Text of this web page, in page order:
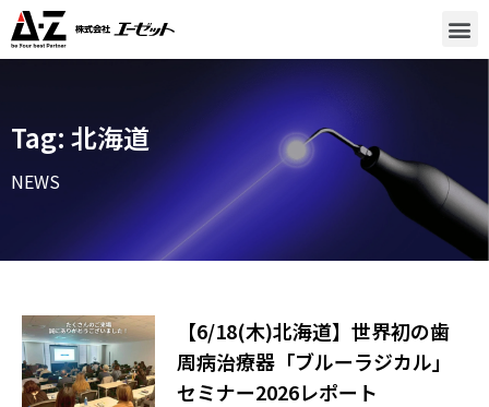
Tag: 北海道
NEWS
【6/18(木)北海道】世界初の歯
周病治療器「ブルーラジカル」
セミナー2026レポート